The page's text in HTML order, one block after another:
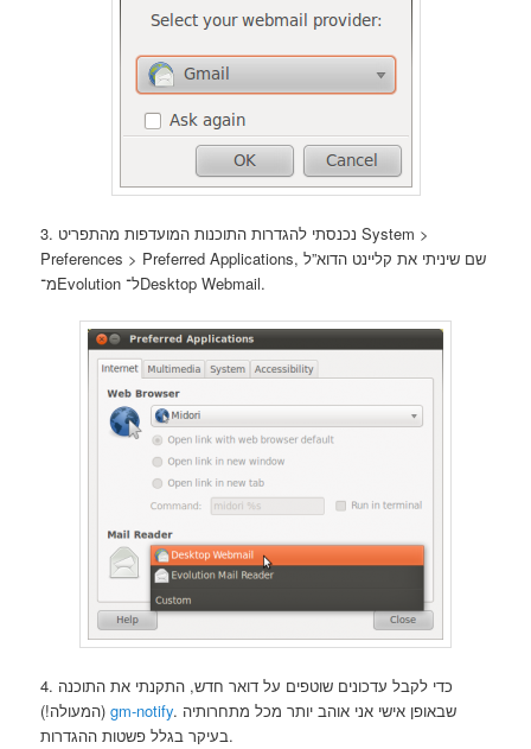
3. נכנסתי להגדרות התוכנות המועדפות מהתפריט System >
Preferences > Preferred Applications, שם שיניתי את קליינט הדוא”ל
מ־Evolution ל־Desktop Webmail.
4. כדי לקבל עדכונים שוטפים על דואר חדש, התקנתי את התוכנה
(המעולה!)gm-notify. שבאופן אישי אני אוהב יותר מכל מתחרותיה
בעיקר בגלל פשטות ההגדרות.